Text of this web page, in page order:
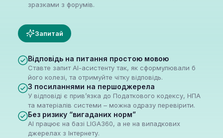
зразками з форумів.
Запитай
Відповідь на питання простою мовою
Ставте запит АІ-асистенту так, як сформулювали б
його колезі, та отримуйте чітку відповідь.
З посиланнями на першоджерела
У відповіді є прив’язка до Податкового кодексу, НПА
та матеріалів системи – можна одразу перевірити.
Без ризику “вигаданих норм”
AI працює на базі LIGA360, а не на випадкових
джерелах з Інтернету.